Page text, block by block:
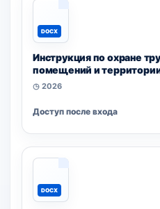
DOCX
Инструкция по охране
помещений и
◷ 2026
Доступ после входа
DOCX